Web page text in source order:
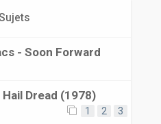
- Soon Forward
Dread (1978)
1 2 3